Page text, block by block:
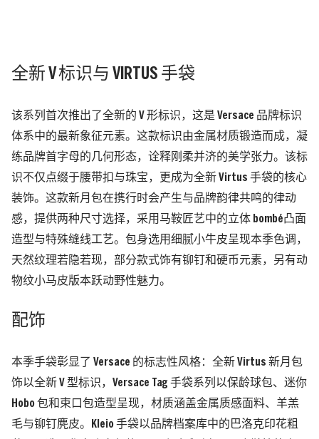
全新 V 标识与 VIRTUS 手袋
该系列首次推出了全新的 V 形标识，这是 Versace 品牌标识
体系中的最新象征元素。这款标识由金属材质锻造而成，凝
练品牌首字母的几何形态，诠释刚柔并济的美学张力。该标
识不仅点缀于腰带扣与珠宝，更成为全新 Virtus 手袋的核心
装饰。这款新月包在携行时会产生与品牌韵律共鸣的律动
感，提供两种尺寸选择，采用马鞍匠艺中的立体 bombé凸面
造型与特殊缝线工艺。包身选用细腻小牛皮呈现本季色调，
天然纹理若隐若现，部分款式饰有铆钉和硬币元素，另有动
物纹小马皮版本跃动野性魅力。
配饰
本季手袋彰显了 Versace 的标志性风格：全新 Virtus 新月包
饰以全新 V 型标识，Versace Tag 手袋系列以保龄球包、迷你
Hobo 包和束口包造型呈现，材质涵盖金属质感面料、羊羔
毛与铆钉麂皮。Kleio 手袋以品牌档案库中的巴洛克印花粗